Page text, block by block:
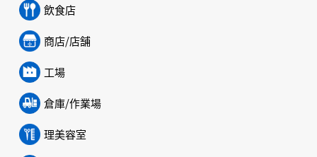
飲食店
商店/店舗
工場
倉庫/作業場
理美容室